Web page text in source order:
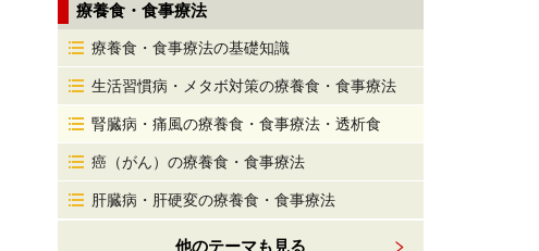
療養食・食事療法
療養食・食事療法の基礎知識
生活習慣病・メタボ対策の療養食・食事療法
腎臓病・痛風の療養食・食事療法・透析食
癌（がん）の療養食・食事療法
肝臓病・肝硬変の療養食・食事療法
他のテーマも見る